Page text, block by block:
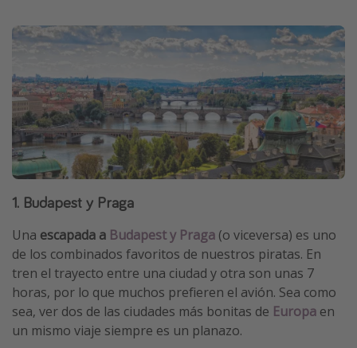
1. Budapest y Praga
Una escapada a Budapest y Praga (o viceversa) es uno
de los combinados favoritos de nuestros piratas. En
tren el trayecto entre una ciudad y otra son unas 7
horas, por lo que muchos prefieren el avión. Sea como
sea, ver dos de las ciudades más bonitas de Europa en
un mismo viaje siempre es un planazo.